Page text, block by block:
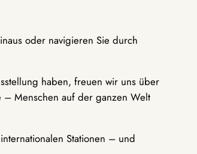
oder navigieren Sie durch
haben, freuen wir uns über
– Menschen auf der ganzen Welt
Stationen – und